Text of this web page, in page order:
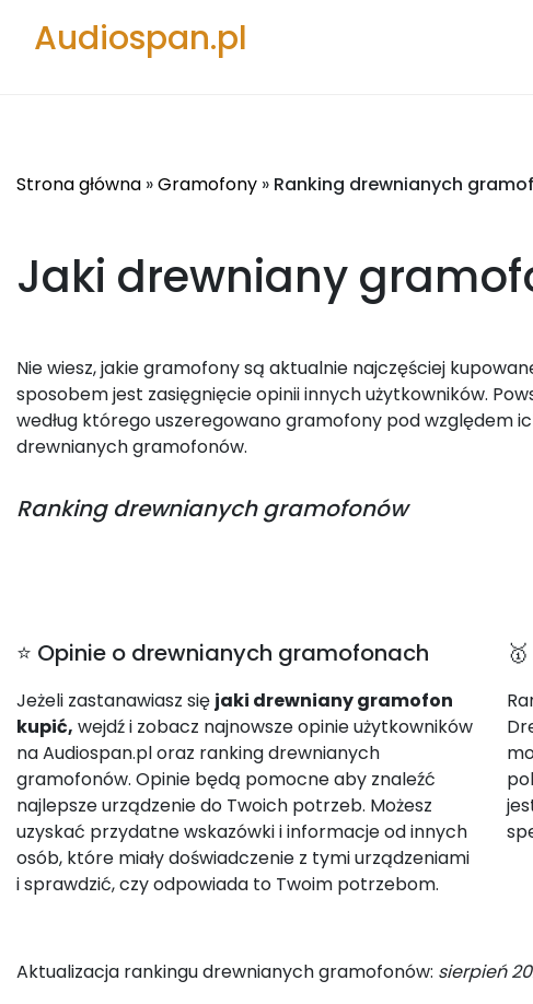
Audiospan.pl
Strona główna »Gramofony » Ranking drewnianych
Jaki drewniany
Nie wiesz, jakie gramofony są aktualnie najczęściej
sposobem jest zasięgnięcie opinii innych użytkowników.
według którego uszeregowano gramofony pod względem
drewnianych gramofonów.
Ranking drewnianych gramofonów
⭐ Opinie o drewnianych gramofonach
Jeżeli zastanawiasz się jaki drewniany gramofon
kupić, wejdź i zobacz najnowsze opinie użytkowników
na Audiospan.pl oraz ranking drewnianych
gramofonów. Opinie będą pomocne aby znaleźć
najlepsze urządzenie do Twoich potrzeb. Możesz
uzyskać przydatne wskazówki i informacje od innych
osób, które miały doświadczenie z tymi urządzeniami
i sprawdzić, czy odpowiada to Twoim potrzebom.
Aktualizacja rankingu drewnianych gramofonów: sierpień